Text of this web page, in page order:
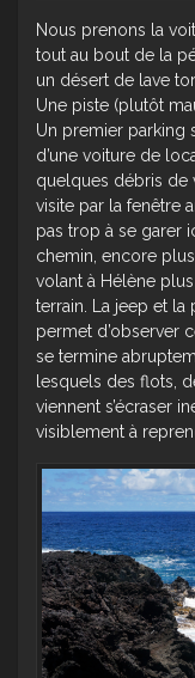
Nous prenons la
tout au bout de la
un désert de lave
Une piste (plutôt
Un premier parking
d’une voiture de
quelques débris de
visite par la fenêtre
pas trop à se garer
chemin, encore
volant à Hélène
terrain. La jeep et la
permet d’observer
se termine
lesquels des flots,
viennent s’écraser
visiblement à